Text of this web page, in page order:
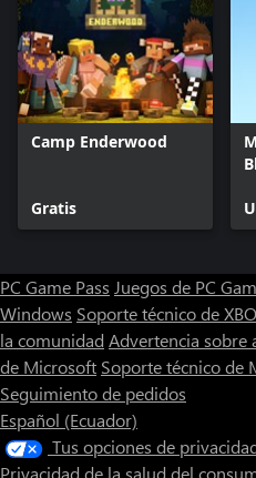
Camp Enderwood
Gratis
PC Game Pass Juegos de PC
Windows Soporte técnico de
la comunidad Advertencia sobre
de Microsoft Soporte técnico de
Seguimiento de pedidos
Español (Ecuador)
Tus opciones de